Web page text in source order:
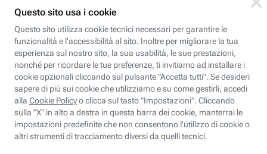
CFFC<TagID>
Limite di
CM 1 giorno
Identifica se
ricontrollare
corrispondenti
(impostata da
CM14 14 giorni
Identifica se
ricontrollare
corrispondenti
(impostata da